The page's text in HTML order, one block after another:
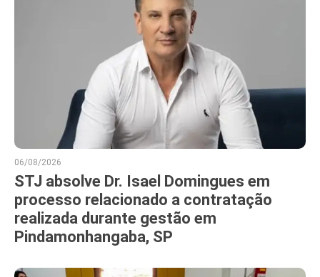
06/08/2026
STJ absolve Dr. Isael Domingues em
processo relacionado a contratação
realizada durante gestão em
Pindamonhangaba, SP